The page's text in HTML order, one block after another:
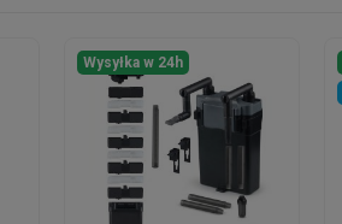
Wysyłka w 24h